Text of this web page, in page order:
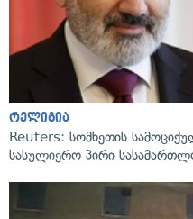
რელიგია
Reuters: სომხეთის
სასულიერო პირი